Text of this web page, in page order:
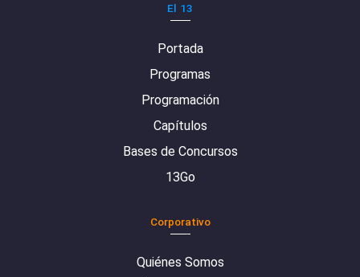
El 13
Portada
Programas
Programación
Capítulos
Bases de Concursos
13Go
Corporativo
Quiénes Somos